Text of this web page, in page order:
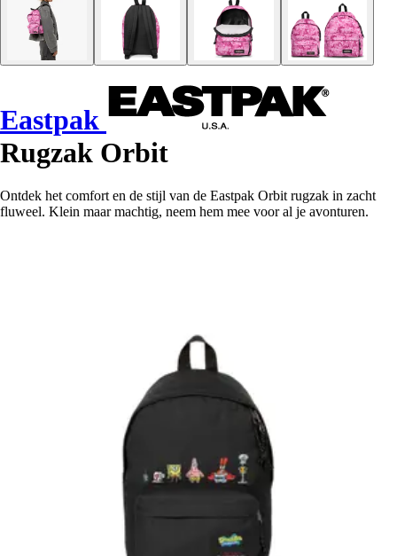
Eastpak
Rugzak Orbit
Ontdek het comfort en de stijl van de Eastpak Orbit rugzak in zacht
fluweel. Klein maar machtig, neem hem mee voor al je avonturen.